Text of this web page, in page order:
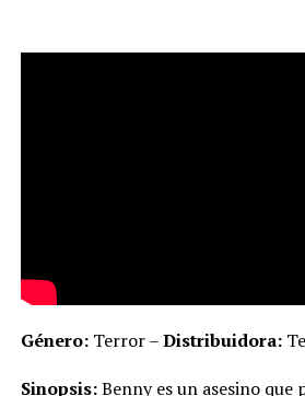
Género:Terror –Distribuidora:
Sinopsis:Benny es un asesino que